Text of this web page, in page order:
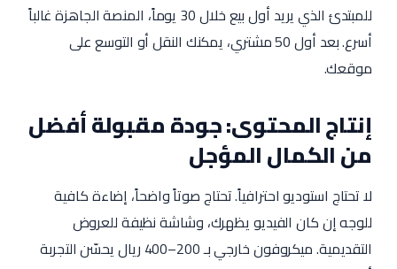
للمبتدئ الذي يريد أول بيع خلال 30 يوماً، المنصة الجاهزة غالباً
أسرع. بعد أول 50 مشتري، يمكنك النقل أو التوسع على
موقعك.
إنتاج المحتوى: جودة مقبولة أفضل
من الكمال المؤجل
لا تحتاج استوديو احترافياً. تحتاج صوتاً واضحاً، إضاءة كافية
للوجه إن كان الفيديو يظهرك، وشاشة نظيفة للعروض
التقديمية. ميكروفون خارجي بـ 200–400 ريال يحسّن التجربة